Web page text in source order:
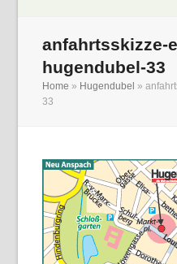
anfahrtsskizze-
hugendubel-33
Home » Hugendubel »
33